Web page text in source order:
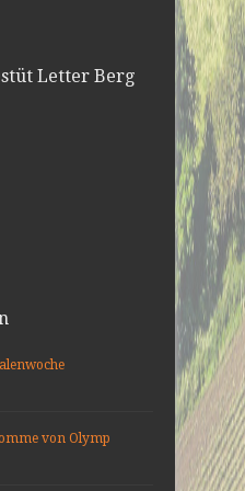
Letter Berg
von Olymp